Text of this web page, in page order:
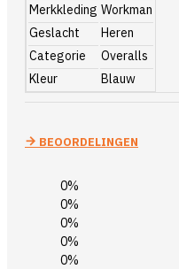
Merkkleding Workman
Geslacht
Heren
Categorie
Overalls
Kleur
Blauw
BEOORDELINGEN
0%
0%
0%
0%
0%